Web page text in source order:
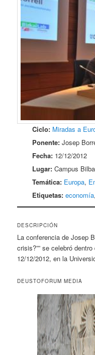
Ciclo: Miradas a
Ponente: Josep
Fecha: 12/12/2012
Lugar: Campus
Temática: Europa,
Etiquetas: economía
DESCRIPCIÓN
La conferencia de Josep
crisis?”” se celebró
12/12/2012, en la
DEUSTOFORUM MEDIA